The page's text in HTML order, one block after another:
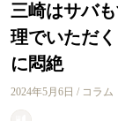
三崎はサバ
理でいただ
に悶絶
2024年5月6日 / コラム